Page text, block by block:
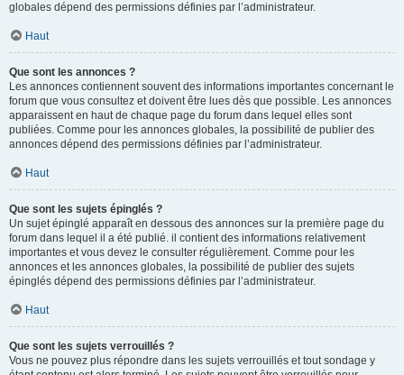
globales dépend des permissions définies par l’administrateur.
Haut
Que sont les annonces ?
Les annonces contiennent souvent des informations importantes concernant le
forum que vous consultez et doivent être lues dès que possible. Les annonces
apparaissent en haut de chaque page du forum dans lequel elles sont
publiées. Comme pour les annonces globales, la possibilité de publier des
annonces dépend des permissions définies par l’administrateur.
Haut
Que sont les sujets épinglés ?
Un sujet épinglé apparaît en dessous des annonces sur la première page du
forum dans lequel il a été publié. il contient des informations relativement
importantes et vous devez le consulter régulièrement. Comme pour les
annonces et les annonces globales, la possibilité de publier des sujets
épinglés dépend des permissions définies par l’administrateur.
Haut
Que sont les sujets verrouillés ?
Vous ne pouvez plus répondre dans les sujets verrouillés et tout sondage y